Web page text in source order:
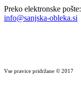
Preko elektronske pošte:
info@sanjska-obleka.si
Vse pravice pridržane © 2017